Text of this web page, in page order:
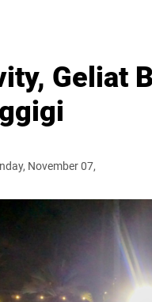
Geliat
November 07,